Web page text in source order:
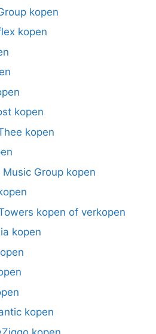
kopen
kopen
kopen
kopen
Group kopen
kopen of verkopen
kopen
kopen